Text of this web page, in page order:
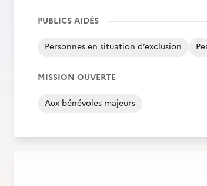
PUBLICS AIDÉS
Personnes en situation d’exclusion
MISSION OUVERTE
Aux bénévoles majeurs